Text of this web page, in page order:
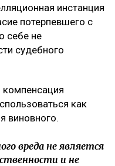
инстанция
потерпевшего с
себе не
судебного
компенсация
как
виновного.
вреда не является
и не